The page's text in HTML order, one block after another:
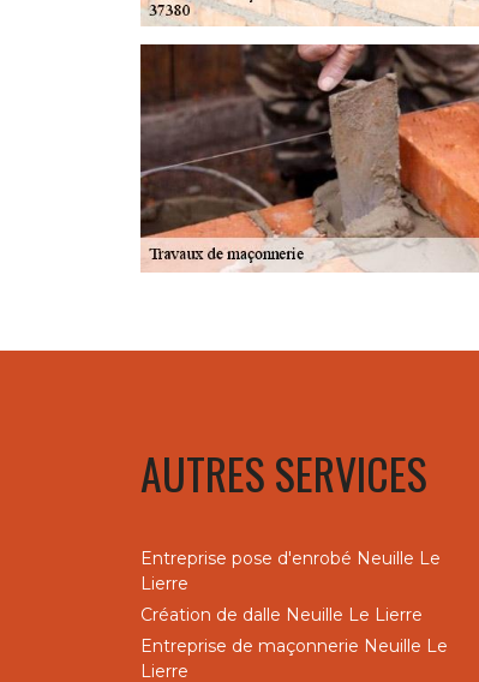
AUTRES SERVICES
Entreprise pose d'enrobé Neuille Le
Lierre
Création de dalle Neuille Le Lierre
Entreprise de maçonnerie Neuille Le
Lierre